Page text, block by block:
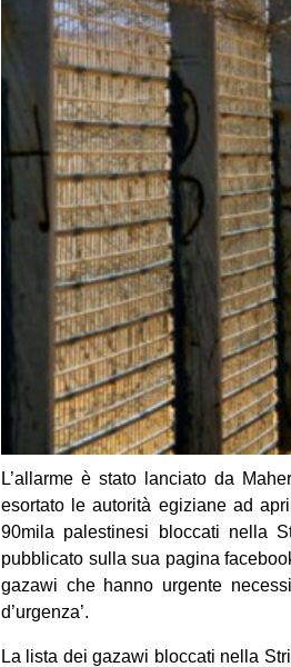
L’allarme è stato lanciato da
esortato le autorità egiziane ad
90mila palestinesi bloccati nella
pubblicato sulla sua pagina
gazawi che hanno urgente
d’urgenza’.
La lista dei gazawi bloccati nella